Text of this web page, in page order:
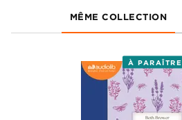
MÊME COLLECTION
À PARAÎTRE